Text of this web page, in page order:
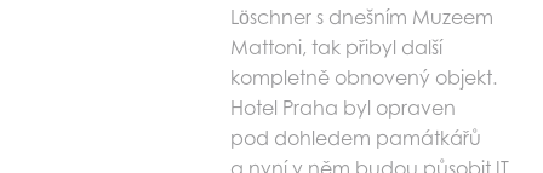
Löschner s dnešním Muzeem
Mattoni, tak přibyl další
kompletně obnovený objekt.
Hotel Praha byl opraven
pod dohledem památkářů
a nyní v něm budou působit IT